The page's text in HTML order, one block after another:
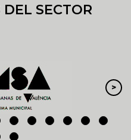
SECTOR